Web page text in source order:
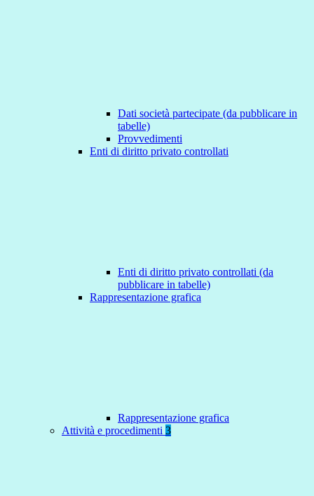
Dati società partecipate (da pubblicare in
tabelle)
Provvedimenti
Enti di diritto privato controllati
Enti di diritto privato controllati (da
pubblicare in tabelle)
Rappresentazione grafica
Rappresentazione grafica
Attività e procedimenti 3